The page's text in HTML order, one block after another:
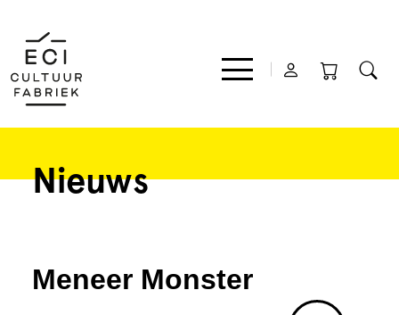
Film
Theater
Nieuws
Meneer Monster